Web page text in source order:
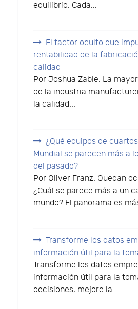
equilibrio. Cada...
El factor oculto que
rentabilidad de la
calidad
Por Joshua Zable. La
de la industria
la calidad...
¿Qué equipos de
Mundial se parecen más a
del pasado?
Por Oliver Franz. Quedan
¿Cuál se parece más a un
mundo? El panorama es
Transforme los datos
información útil para la
Transforme los datos
información útil para la
decisiones, mejore la...